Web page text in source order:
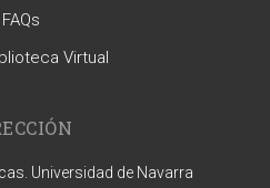
FAQs
Virtual
Universidad de Navarra